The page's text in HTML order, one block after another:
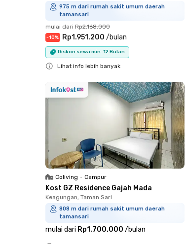
975 m dari rumah sakit umum daerah
tamansari
mulai dari Rp2.168.000
-10% Rp1.951.200 /bulan
Diskon sewa min. 12 Bulan
Lihat info lebih banyak
Coliving • Campur
Kost GZ Residence Gajah Mada
Keagungan, Taman Sari
808 m dari rumah sakit umum daerah
tamansari
mulai dari Rp1.700.000 /bulan